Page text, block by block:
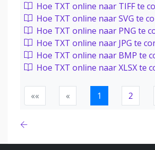
Hoe TXT online naar TIFF te
Hoe TXT online naar SVG te
Hoe TXT online naar PNG te
Hoe TXT online naar JPG te
Hoe TXT online naar BMP te
Hoe TXT online naar XLSX te
«« « 1 2